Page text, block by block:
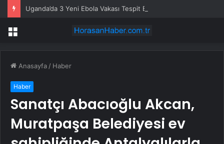
Uganda’da 3 Yeni Ebola Vakası Tespit Edildi
Menü
Anasayfa / Haber
Haber
Sanatçı Abacıoğlu Akcan,
Muratpaşa Belediyesi ev